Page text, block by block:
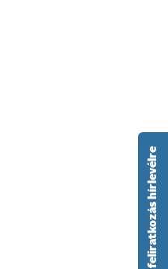
feliratkozás hírlevélre